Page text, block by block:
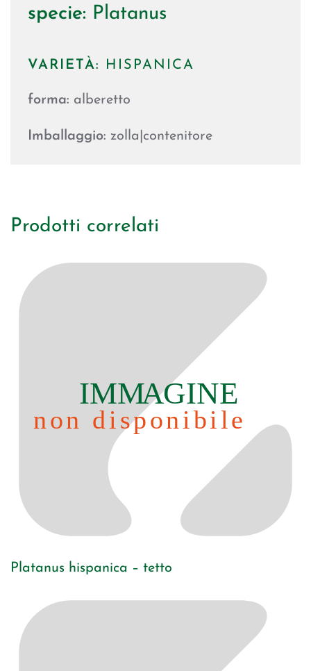
specie: Platanus
VARIETÀ: HISPANICA
forma: alberetto
Imballaggio: zolla|contenitore
Prodotti correlati
Platanus hispanica – tetto